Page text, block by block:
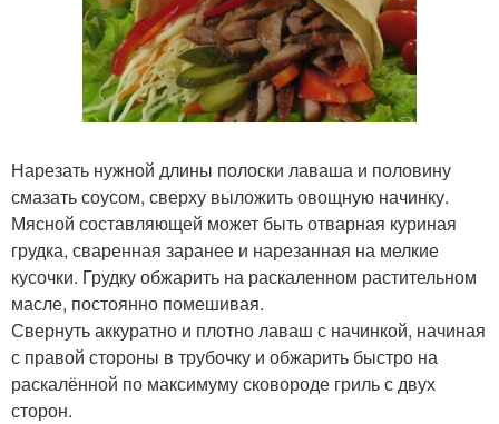
Нарезать нужной длины полоски лаваша и половину
смазать соусом, сверху выложить овощную начинку.
Мясной составляющей может быть отварная куриная
грудка, сваренная заранее и нарезанная на мелкие
кусочки. Грудку обжарить на раскаленном растительном
масле, постоянно помешивая.
Свернуть аккуратно и плотно лаваш с начинкой, начиная
с правой стороны в трубочку и обжарить быстро на
раскалённой по максимуму сковороде гриль с двух
сторон.